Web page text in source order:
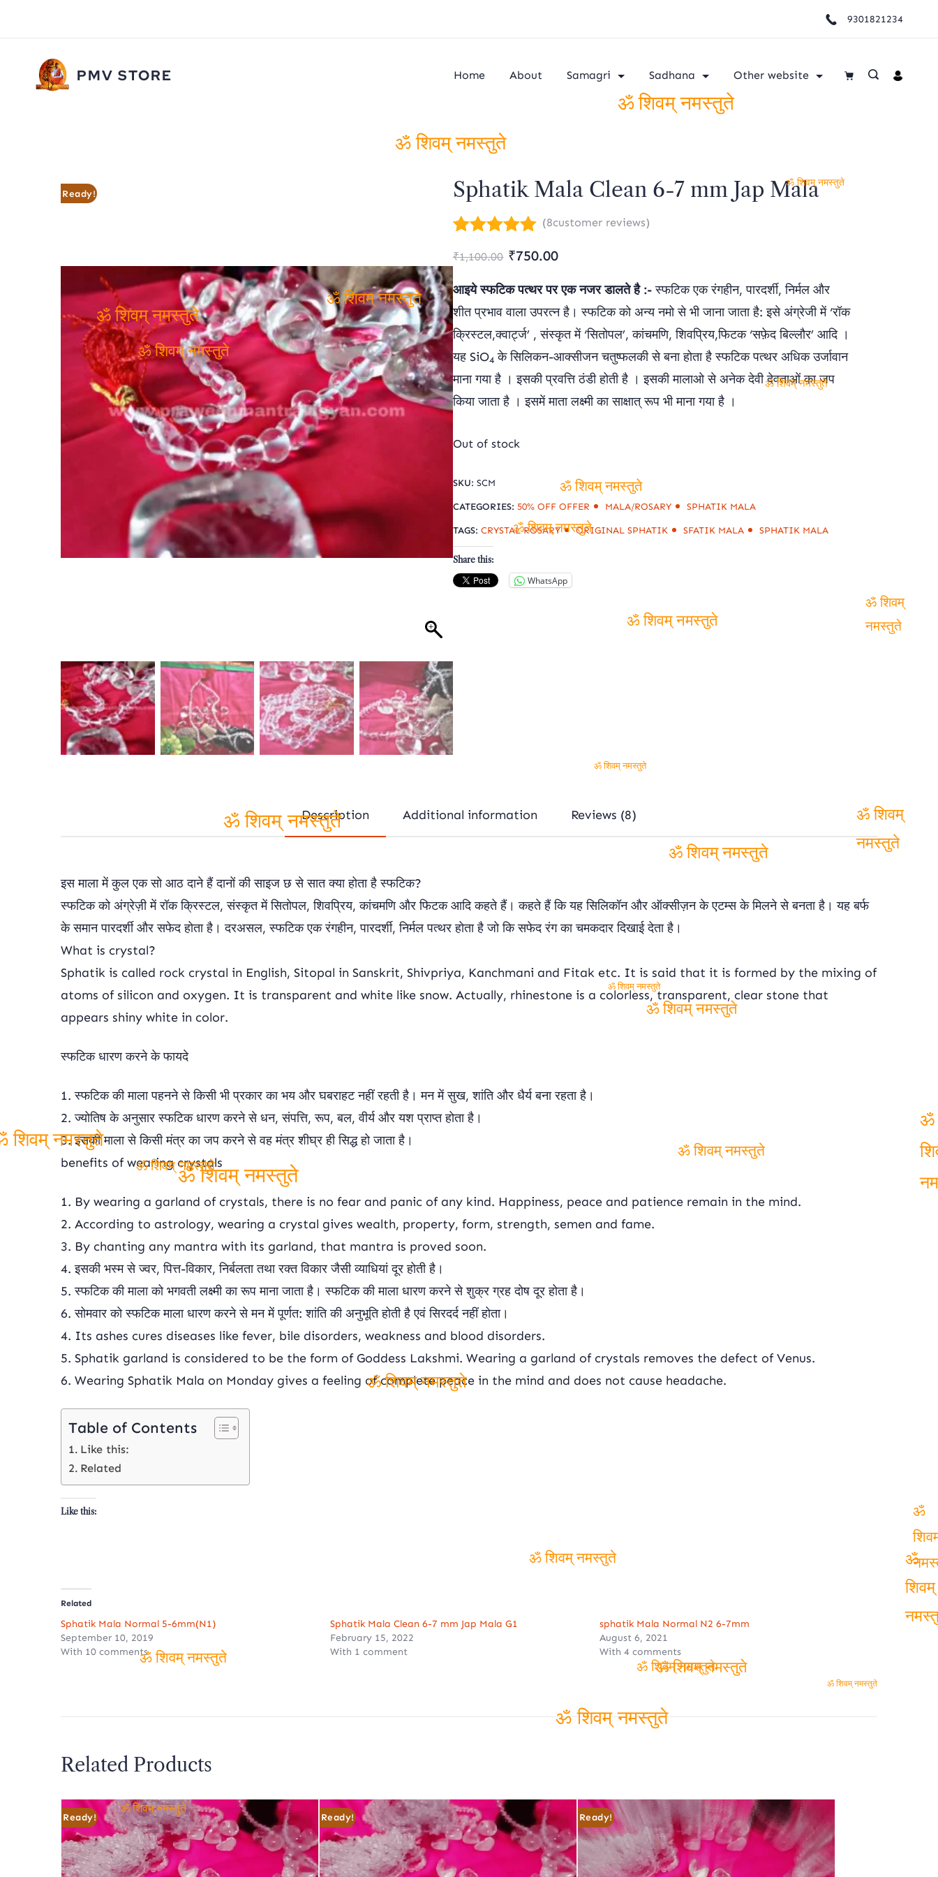
9301821234
PMV STORE Home About Samagri Sadhana Other website
Ready! Sphatik Mala Clean 6-7 mm Jap Mala
out of 5
based on
customer
ratings
(8customer reviews)
₹1,100.00 Original
was:
₹1,100.00.
₹750.00Current
is:
₹750.00.
आइये स्फटिक पत्थर पर एक नजर डालते है :-स्फटिक एक रंगहीन, पारदर्शी, निर्मल और
शीत प्रभाव वाला उपरत्न है। स्फटिक को अन्य नमो से भी जाना जाता है: इसे अंग्रेजी में ‘रॉक
क्रिस्टल,क्वार्ट्ज’, संस्कृत में ‘सितोपल’, कांचमणि, शिवप्रिय,फिटक ‘सफ़ेद बिल्लौर’ आदि ।
यह SiO4 के सिलिकन-आक्सीजन चतुष्फलकी से बना होता है स्फटिक पत्थर अधिक उर्जावान
माना गया है । इसकी प्रवत्ति ठंडी होती है । इसकी मालाओ से अनेक देवी देवताओं का जप
किया जाता है । इसमें माता लक्ष्मी का साक्षात् रूप भी माना गया है ।
Out of stock
SKU: SCM
CATEGORIES: 50% OFF OFFER MALA/ROSARY
SPHATIK MALA
TAGS: CRYSTAL ROSARY ORIGINAL SPHATIK SFATIK MALA SPHATIK MALA
Share this:
WhatsApp
Description Additional information Reviews (8)
इस माला में कुल एक सो आठ दाने हैं दानों की साइज छ से सात क्या होता है स्फटिक?
स्फटिक को अंग्रेज़ी में रॉक क्रिस्टल, संस्कृत में सितोपल, शिवप्रिय, कांचमणि और फिटक आदि कहते हैं। कहते हैं कि यह सिलिकॉन और ऑक्सीज़न के एटम्स के मिलने से बनता है। यह बर्फ
के समान पारदर्शी और सफेद होता है। दरअसल, स्फटिक एक रंगहीन, पारदर्शी, निर्मल पत्थर होता है जो कि सफेद रंग का चमकदार दिखाई देता है।
What is crystal?
Sphatik is called rock crystal in English, Sitopal in Sanskrit, Shivpriya, Kanchmani and Fitak etc. It is said that it is formed by the mixing of
atoms of silicon and oxygen. It is transparent and white like snow. Actually, rhinestone is a colorless, transparent, clear stone that
appears shiny white in color.
स्फटिक धारण करने के फायदे
1. स्फटिक की माला पहनने से किसी भी प्रकार का भय और घबराहट नहीं रहती है। मन में सुख, शांति और धैर्य बना रहता है।
2. ज्योतिष के अनुसार स्फटिक धारण करने से धन, संपत्ति, रूप, बल, वीर्य और यश प्राप्त होता है।
3. इसकी माला से किसी मंत्र का जप करने से वह मंत्र शीघ्र ही सिद्ध हो जाता है।
benefits of wearing crystals
1. By wearing a garland of crystals, there is no fear and panic of any kind. Happiness, peace and patience remain in the mind.
2. According to astrology, wearing a crystal gives wealth, property, form, strength, semen and fame.
3. By chanting any mantra with its garland, that mantra is proved soon.
4. इसकी भस्म से ज्वर, पित्त-विकार, निर्बलता तथा रक्त विकार जैसी व्याधियां दूर होती है।
5. स्फटिक की माला को भगवती लक्ष्मी का रूप माना जाता है। स्फटिक की माला धारण करने से शुक्र ग्रह दोष दूर होता है।
6. सोमवार को स्फटिक माला धारण करने से मन में पूर्णत: शांति की अनुभूति होती है एवं सिरदर्द नहीं होता।
4. Its ashes cures diseases like fever, bile disorders, weakness and blood disorders.
5. Sphatik garland is considered to be the form of Goddess Lakshmi. Wearing a garland of crystals removes the defect of Venus.
6. Wearing Sphatik Mala on Monday gives a feeling of complete peace in the mind and does not cause headache.
Table of Contents
Like this:
Related
Like this:
Related
Sphatik Mala Normal 5-6mm(N1)
September 10, 2019
With 10 comments
Sphatik Mala Clean 6-7 mm Jap Mala G1
February 15, 2022
With 1 comment
sphatik Mala Normal N2 6-7mm
August 6, 2021
With 4 comments
Related Products
Ready! Ready! Ready!
ॐ शिवम् नमस्तुते
ॐ शिवम् नमस्तुते
ॐ शिवम्
ॐ शिवम् नमस्तुते
ॐ
ॐ शिवम् नमस्तुते
ॐ शिवम् नमस्तुते
ॐ शिवम्
ॐ शिवम् नमस्तुते
ॐ
शिवम्
ॐ शिवम् नमस्तुते
ॐ शिवम् नमस्तुते
ॐ
ॐ शिवम् नमस्तुते